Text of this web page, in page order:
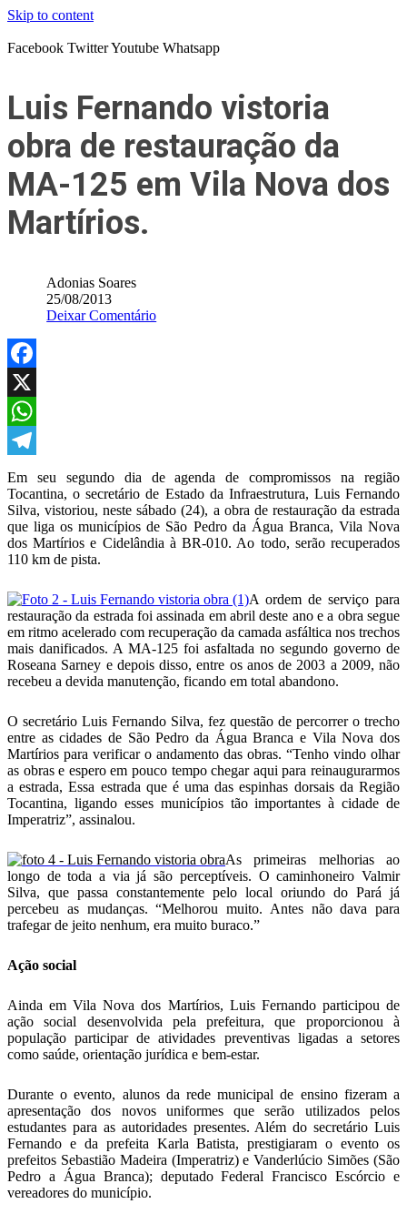
Skip to content
Facebook TwitterYoutube Whatsapp
Luis Fernando vistoria
obra de restauração da
MA-125 em Vila Nova dos
Martírios.
Adonias Soares
25/08/2013
Deixar Comentário
Facebook
X
WhatsApp
Telegram
Em seu segundo dia de agenda de compromissos na região
Tocantina, o secretário de Estado da Infraestrutura, Luis Fernando
Silva, vistoriou, neste sábado (24), a obra de restauração da estrada
que liga os municípios de São Pedro da Água Branca, Vila Nova
dos Martírios e Cidelândia à BR-010. Ao todo, serão recuperados
110 km de pista.
A ordem de serviço para
restauração da estrada foi assinada em abril deste ano e a obra segue
em ritmo acelerado com recuperação da camada asfáltica nos trechos
mais danificados. A MA-125 foi asfaltada no segundo governo de
Roseana Sarney e depois disso, entre os anos de 2003 a 2009, não
recebeu a devida manutenção, ficando em total abandono.
O secretário Luis Fernando Silva, fez questão de percorrer o trecho
entre as cidades de São Pedro da Água Branca e Vila Nova dos
Martírios para verificar o andamento das obras. “Tenho vindo olhar
as obras e espero em pouco tempo chegar aqui para reinaugurarmos
a estrada, Essa estrada que é uma das espinhas dorsais da Região
Tocantina, ligando esses municípios tão importantes à cidade de
Imperatriz”, assinalou.
As primeiras melhorias ao
longo de toda a via já são perceptíveis. O caminhoneiro Valmir
Silva, que passa constantemente pelo local oriundo do Pará já
percebeu as mudanças. “Melhorou muito. Antes não dava para
trafegar de jeito nenhum, era muito buraco.”
Ação social
Ainda em Vila Nova dos Martírios, Luis Fernando participou de
ação social desenvolvida pela prefeitura, que proporcionou à
população participar de atividades preventivas ligadas a setores
como saúde, orientação jurídica e bem-estar.
Durante o evento, alunos da rede municipal de ensino fizeram a
apresentação dos novos uniformes que serão utilizados pelos
estudantes para as autoridades presentes. Além do secretário Luis
Fernando e da prefeita Karla Batista, prestigiaram o evento os
prefeitos Sebastião Madeira (Imperatriz) e Vanderlúcio Simões (São
Pedro a Água Branca); deputado Federal Francisco Escórcio e
vereadores do município.